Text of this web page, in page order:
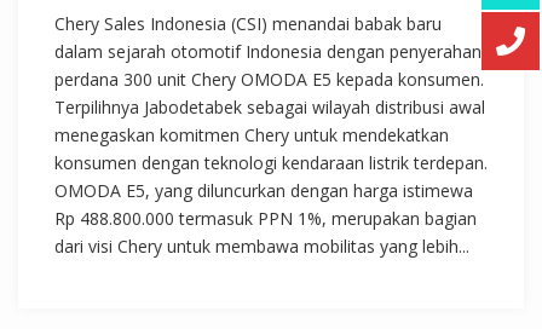
Chery Sales Indonesia (CSI) menandai babak baru
dalam sejarah otomotif Indonesia dengan penyerahan
perdana 300 unit Chery OMODA E5 kepada konsumen.
Terpilihnya Jabodetabek sebagai wilayah distribusi awal
menegaskan komitmen Chery untuk mendekatkan
konsumen dengan teknologi kendaraan listrik terdepan.
OMODA E5, yang diluncurkan dengan harga istimewa
Rp 488.800.000 termasuk PPN 1%, merupakan bagian
dari visi Chery untuk membawa mobilitas yang lebih...